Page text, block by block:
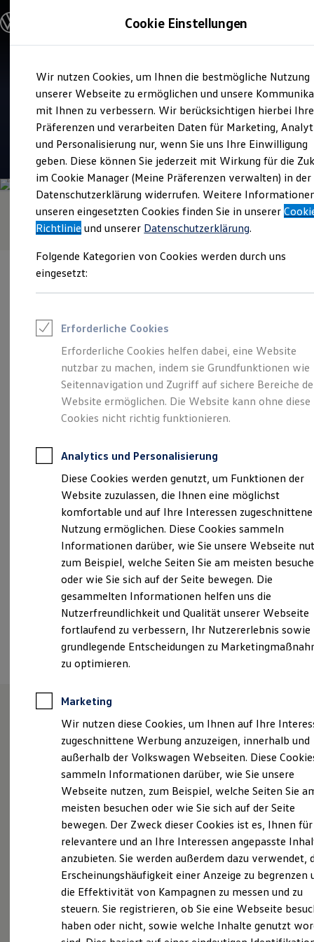
Hauptinhalt
springen
Footer
springen
Modelle & Konfigurator
Nutzfahrzeugkategorien entdecken
Modelle konfigurieren
Vorgängermodelle und Oldtimer
Vorgängermodelle
Oldtimer
Bulli Historie
Branchenlösungen & Gewerbekunden
Umbaulösungen und Hersteller finden
Auf- und Umbauten entdecken & konfigurieren
Groß- und Sonderkunden
Großkunden
Kommunen & Behörden
Journalisten
Sportvereine
Branchenlösungen
Gewerbliche Personenbeförderung
Service & mobile Werkstätten
Kühlfahrzeuge
ONE Business ID Vorteile
Fahrzeugsuche & Marktplatz
Fahrzeugsuche
Fahrzeuge online kaufen
Digitaler Marktplatz
Kauf & Finanzierung
Online-Fahrzeugbewertung
Aktionen & Angebote
Für Gewerbekunden
Profi Paket
TopDeal
Gebrauchtwagen
ProfiPartner für Gebrauchtwagen
Zertifizierte Gebrauchtwagen
Finanzierung
Für Privatkunden
Für Gewerbekunden
Leasing
Für Privatkunden
Für Gewerbekunden
Versicherungen & Garantien
Garantien
Kfz-Versicherung für Nutzfahrzeuge
Restschuldversicherung
Wartungsverträge
Besitzer & Service
Sommer-Special
Reparatur, Pflege & Inspektion
Servicetermin anfragen
Service-Vorteile bei Volkswagen Nutzfahrzeuge
Economy Service
Räder & Reifen Service
Ersatzfahrzeuge
Notdienst und Pannenhilfe
Software, Konnektivität & Apps
California App
VW Connect für Ihren ID. Buzz
VW Connect für Ihren Transporter/Caravelle
VW Connect für Ihren Amarok
VW Connect für andere Modelle
Connect Pro
Fleet Interface Data
Multistop Pathfinder
Übersicht Software Updates
Hilfreiches für Besitzer
Verkauf und Service
bhg Autohandelsgesellschaft
mbh Reutlingen
4.3|145 Bewertungen
Verantwortlich für die Inhalte auf dieser Seite ist die bhg
Autohandelsgesellschaft mbH
vw-nutzfahrzeuge-reutlingen@bhg-mobile.de
+49 7121 583100
Samstag
08:00 13:00 Uhr
Ansprechpartner
Termin vereinbaren
Willkommen bei Ihrer
Volkswagen Nutzfahrzeuge
bhg: Ihr starker Autohändler
in Reutlingen!
Die bhg Autohandelsgesellschaft mbH ist Ihr
Mobilitätspartner an zahlreichen Standorten in ganz
Baden-Württemberg und bietet eine vielfältige
Auswahl an Volkswagen Nutzfahrzeuge Neu- und
Gebrauchtwagen. Die Nähe zu unseren Kunden ist in
unserer täglichen Arbeit das oberste Gebot – so
Cookie Einstellungen
Wir nutzen Cookies, um Ihnen die bestmögliche Nutzung
unserer Webseite zu ermöglichen und unsere
mit Ihnen zu verbessern. Wir berücksichtigen hierbei Ihre
Präferenzen und verarbeiten Daten für Marketing,
und Personalisierung nur, wenn Sie uns Ihre Einwilligung
geben. Diese können Sie jederzeit mit Wirkung für die
im Cookie Manager (Meine Präferenzen verwalten) in der
Datenschutzerklärung widerrufen. Weitere
unseren eingesetzten Cookies finden Sie in unserer
Richtlinie und unserer Datenschutzerklärung.
Folgende Kategorien von Cookies werden durch uns
eingesetzt:
Erforderliche Cookies
Erforderliche Cookies helfen dabei, eine Website
nutzbar zu machen, indem sie Grundfunktionen wie
Seitennavigation und Zugriff auf sichere Bereiche
Website ermöglichen. Die Website kann ohne diese
Cookies nicht richtig funktionieren.
Analytics und Personalisierung
Diese Cookies werden genutzt, um Funktionen der
Website zuzulassen, die Ihnen eine möglichst
komfortable und auf Ihre Interessen zugeschnittene
Nutzung ermöglichen. Diese Cookies sammeln
Informationen darüber, wie Sie unsere Webseite
zum Beispiel, welche Seiten Sie am meisten
oder wie Sie sich auf der Seite bewegen. Die
gesammelten Informationen helfen uns die
Nutzerfreundlichkeit und Qualität unserer Webseite
fortlaufend zu verbessern, Ihr Nutzererlebnis sowie
grundlegende Entscheidungen zu
zu optimieren.
Marketing
Wir nutzen diese Cookies, um Ihnen auf Ihre
zugeschnittene Werbung anzuzeigen, innerhalb und
außerhalb der Volkswagen Webseiten. Diese
sammeln Informationen darüber, wie Sie unsere
Webseite nutzen, zum Beispiel, welche Seiten Sie
meisten besuchen oder wie Sie sich auf der Seite
bewegen. Der Zweck dieser Cookies ist es, Ihnen für
relevantere und an Ihre Interessen angepasste
anzubieten. Sie werden außerdem dazu verwendet,
Erscheinungshäufigkeit einer Anzeige zu begrenzen
die Effektivität von Kampagnen zu messen und zu
steuern. Sie registrieren, ob Sie eine Webseite
haben oder nicht, sowie welche Inhalte genutzt